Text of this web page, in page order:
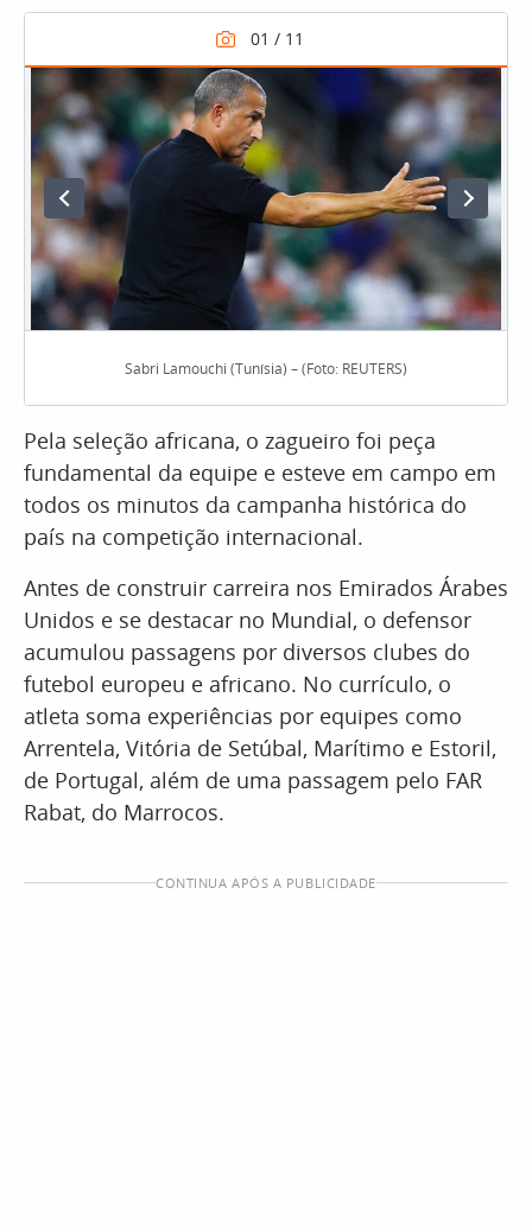
Sabri Lamouchi (Tunísia) – (Foto: REUTERS)
Pela seleção africana, o zagueiro foi peça
fundamental da equipe e esteve em campo em
todos os minutos da campanha histórica do
país na competição internacional.
Antes de construir carreira nos Emirados Árabes
Unidos e se destacar no Mundial, o defensor
acumulou passagens por diversos clubes do
futebol europeu e africano. No currículo, o
atleta soma experiências por equipes como
Arrentela, Vitória de Setúbal, Marítimo e Estoril,
de Portugal, além de uma passagem pelo FAR
Rabat, do Marrocos.
CONTINUA APÓS A PUBLICIDADE